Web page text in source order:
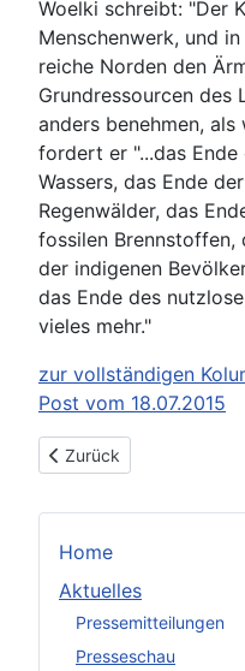
Home
Aktuelles
Pressemitteilungen
Presseschau
Woelki schreibt: "Der
Menschenwerk, und
reiche Norden den
Grundressourcen des
anders benehmen,
fordert er "...das
Wassers, das Ende
Regenwälder, das
fossilen Brennstoffen,
der indigenen
das Ende des
vieles mehr."
zur vollständigen
Post vom 18.07.2015
Vorheriger Beitrag:
Zurück